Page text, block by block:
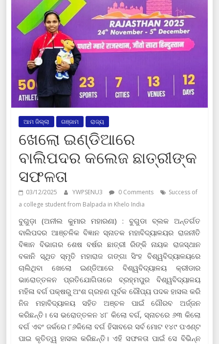
ଆମ ଜିଲ୍ଲା ଗଞ୍ଜାମ ରାଜ୍ୟ
ଖେଲୋ ଇଣ୍ଡିଆରେ
ବାଲିପଦର କଲେଜ ଛାତ୍ରୀଙ୍କ
ସଫଳତା
03/12/2025 YWPSENU3 0 Comments
Success of
a college student from Balpada in Khelo India
ବୁଗୁଡ଼ା (ଅନୀଲ କୁମାର ମହାରଣା) : ବୁଗୁଡା ବ୍ଲକ ଅନ୍ତର୍ଗତ
ବାଲିପଦର ଆଞ୍ଚଳିକ ବିଜ୍ଞାନ ସ୍ନାତକ ମହାବିଦ୍ୟାଳୟର ରାଜନୀତି
ବିଜ୍ଞାନ ବିଭାଗର ଶେଷ ବର୍ଷର ଛାତ୍ରୀ ରିଙ୍କି ନାୟକ ରାଜସ୍ଥାନ
ବକାନି ସ୍ଥିତ ସ୍ମୃତି ମହାରାଜ ଗଙ୍ଗା ସିଂହ ବିଶ୍ୱବିଦ୍ୟାଳୟରେ
ଚାଲିଥିବା ଖେଲୋ ଇଣ୍ଡିଆରେ ବିଶ୍ୱବିଦ୍ୟାଳୟ କ୍ରୀଡାର
ଭାରୋତ୍ତଳନ ପ୍ରତିଯୋଗିତାରେ ବ୍ରହ୍ମପୁର ବିଶ୍ୱବିଦ୍ୟାଳୟ
ମହିଳା ବର୍ଗ ପକ୍ଷରୁ ଅଂଶ ଗ୍ରହଣ ପୂର୍ବକ ରୌପ୍ୟ ପଦକ ହାସଲ କରି
ନିଜ ମହାବିଦ୍ୟାଳୟ ସହିତ ଅଞ୍ଚଳ ପାଇଁ ଗୌରବ ଅର୍ଜ୍ଜନ
କରିଛନ୍ତି। ସେ ଭରୋତ୍ତଳନ ୪୮ କିଲୋ ବର୍ଗ, ସ୍ନାଚରେ ୬୩ କିଲୋ
ବର୍ଗ ଏବଂ ଜର୍କରେ ୮୬କିଲୋ ବର୍ଗ ହିସାବରେ ସର୍ବ ମୋଟ ୧୪୯ ପଏଣ୍ଟ
ପାଇ କୃତିତ୍ୱ ହାସଲ କରିଛନ୍ତି। ଏହି ସଫଳତା ପାଇଁ ସେ ବିଭିନ୍ନ